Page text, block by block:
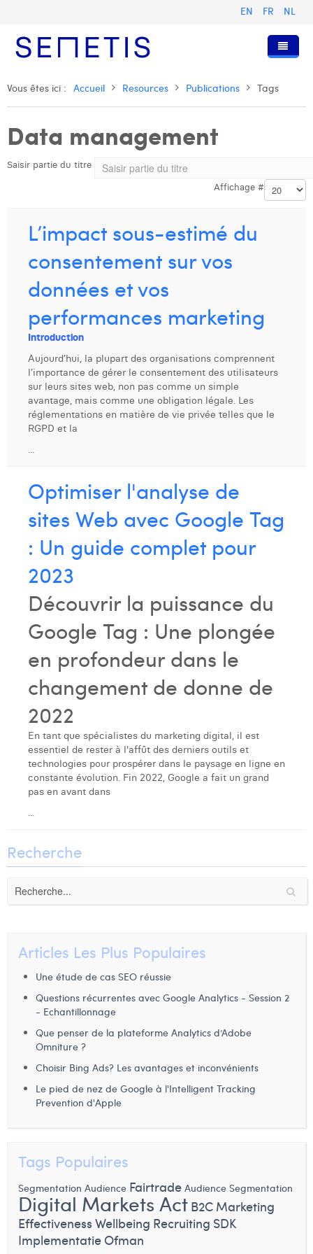
EN FR NL
Accueil
Services
Publicité Digitale
Digital Business Intelligence
Formations
Qui sommes-nous ?
Notre histoire
Anouk Allegaert
Camille Servais
Charlie Deschamps
Dhan Claes
Diane Tremouroux
Edouard Polet
Elio Civalleri
Hanne Van Loock
Janne Beke
Jonas Geiregat
Justine Cremer
Laura Rooseleer
Laura Verhelst
Lena Pignoloni
Leonard Dierickx
Linda Kraim
Lisa Protin
Lore Fierens
Lucas Taels
Manon Houppertz
Margaux Snakkers
Mathias Segers
Matthias Langenaeker
Ninon Chevalier
Olivia Lohest
Pieter Maesmans
Thomas Kurevic
Thomas Riis
Victor Hayot
Nos valeurs
Certifications
Ressources
Présentations et Cas
Rejoignez-nous
Digital Business Analyst
Digital Business Intern
Vous êtes ici : Accueil Resources Publications Tags
Data management
Saisir partie du titre
Affichage #
L’impact sous-estimé du
consentement sur vos
données et vos
performances marketing
Introduction
Aujourd’hui, la plupart des organisations comprennent
l’importance de gérer le consentement des utilisateurs
sur leurs sites web, non pas comme un simple
avantage, mais comme une obligation légale. Les
réglementations en matière de vie privée telles que le
RGPD et la
...
Optimiser l'analyse de
sites Web avec Google Tag
: Un guide complet pour
2023
Découvrir la puissance du
Google Tag : Une plongée
en profondeur dans le
changement de donne de
2022
En tant que spécialistes du marketing digital, il est
essentiel de rester à l'affût des derniers outils et
technologies pour prospérer dans le paysage en ligne en
constante évolution. Fin 2022, Google a fait un grand
pas en avant dans
...
Recherche
Articles Les Plus Populaires
Une étude de cas SEO réussie
Questions récurrentes avec Google Analytics - Session 2
- Echantillonnage
Que penser de la plateforme Analytics d’Adobe
Omniture ?
Choisir Bing Ads? Les avantages et inconvénients
Le pied de nez de Google à l'Intelligent Tracking
Prevention d'Apple
Tags Populaires
Segmentation Audience Fairtrade Audience Segmentation
Digital Markets Act B2C Marketing
Effectiveness Wellbeing Recruiting SDK
Implementatie Ofman